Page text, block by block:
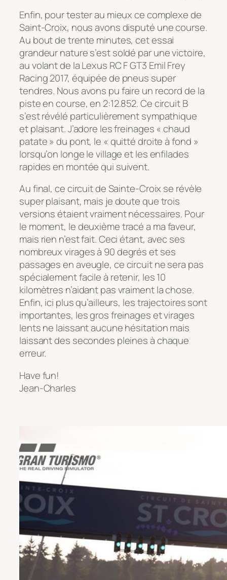
Enfin, pour tester au mieux ce complexe de
Saint-Croix, nous avons disputé une course.
Au bout de trente minutes, cet essai
grandeur nature s’est soldé par une victoire,
au volant de la Lexus RC F GT3 Emil Frey
Racing 2017, équipée de pneus super
tendres. Nous avons pu faire un record de la
piste en course, en 2:12.852. Ce circuit B
s’est révélé particulièrement sympathique
et plaisant. J’adore les freinages « chaud
patate » du pont, le « quitté droite à fond »
lorsqu’on longe le village et les enfilades
rapides en montée qui suivent.
Au final, ce circuit de Sainte-Croix se révèle
super plaisant, mais je doute que trois
versions étaient vraiment nécessaires. Pour
le moment, le deuxième tracé a ma faveur,
mais rien n’est fait. Ceci étant, avec ses
nombreux virages à 90 degrés et ses
passages en aveugle, ce circuit ne sera pas
spécialement facile à retenir, les 10
kilomètres n’aidant pas vraiment la chose.
Enfin, ici plus qu’ailleurs, les trajectoires sont
importantes, les gros freinages et virages
lents ne laissant aucune hésitation mais
laissant des secondes pleines à chaque
erreur.
Have fun!
Jean-Charles